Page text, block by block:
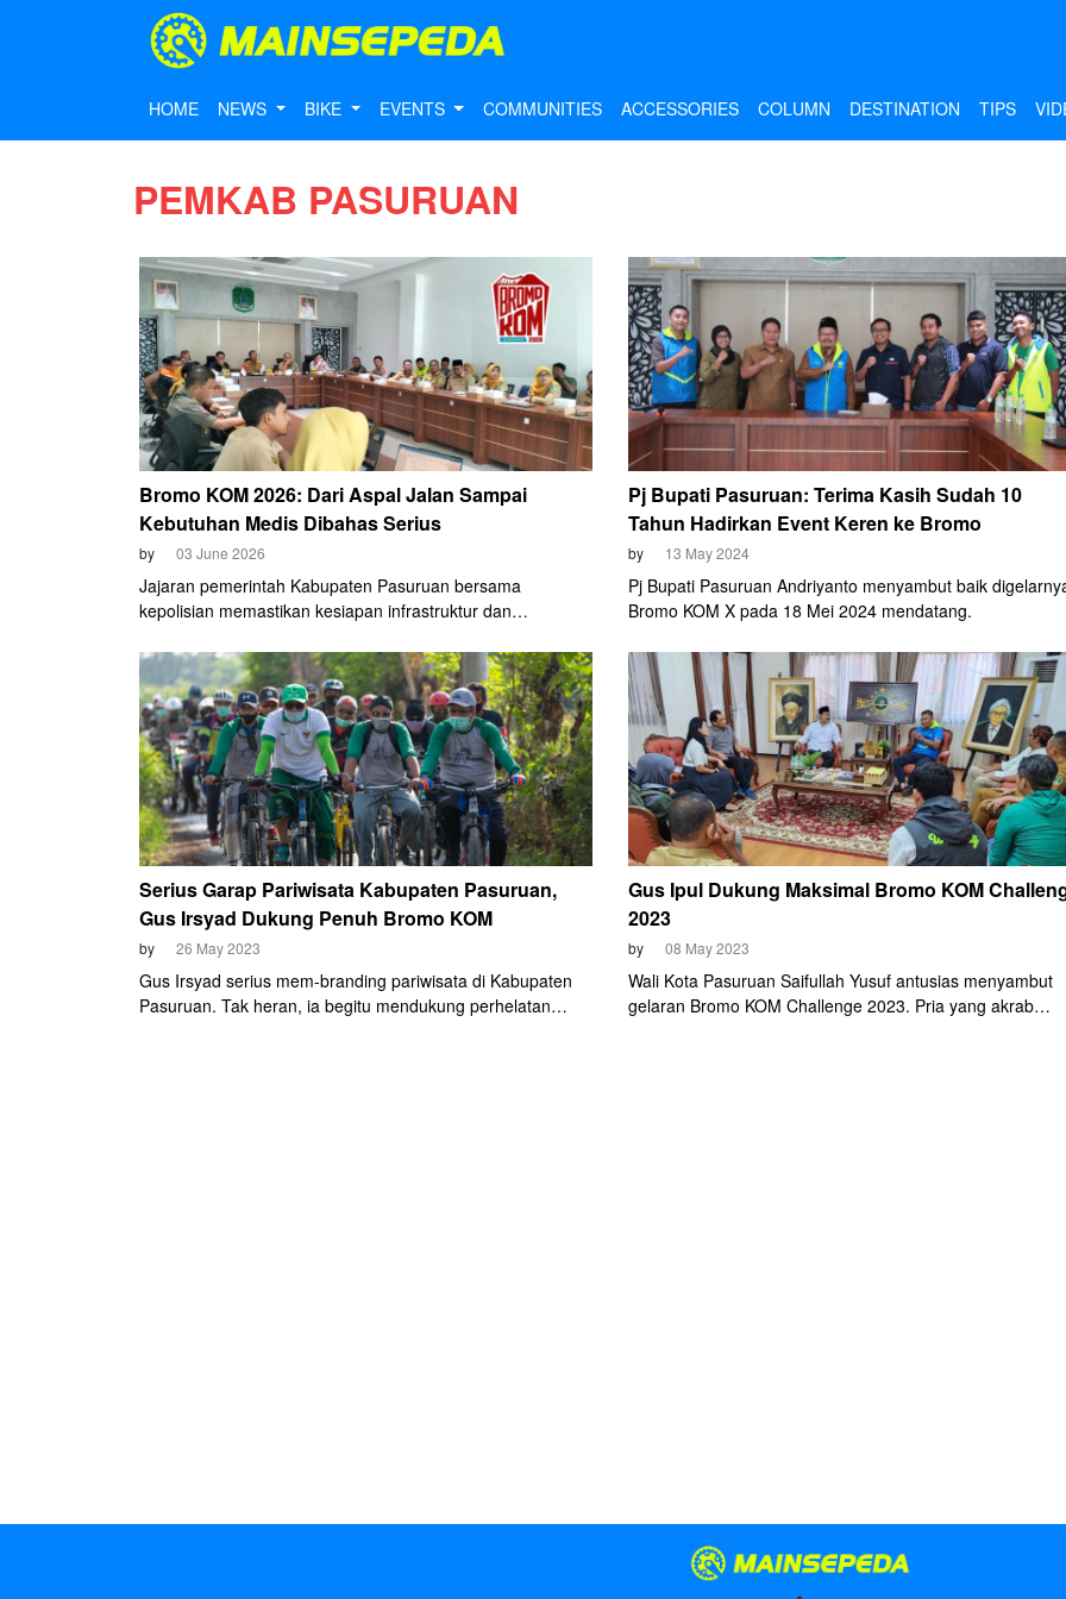
HOME NEWS BIKE EVENTS COMMUNITIES ACCESSORIES COLUMN DESTINATION TIPS
PEMKAB PASURUAN
Bromo KOM 2026: Dari Aspal Jalan Sampai
Kebutuhan Medis Dibahas Serius
by 03 June 2026
Jajaran pemerintah Kabupaten Pasuruan bersama
kepolisian memastikan kesiapan infrastruktur dan
akan berlangsung Sabtu, 6 Juni mendatang. Perbaikan
aspal berlubang di jalur menuju garis finis Wonokitri hingga
antisipasi titik rawan di sepanjang rute menjadi fokus utama
demi menjamin keselamatan para peserta.
Pj Bupati Pasuruan: Terima Kasih Sudah 10
Tahun Hadirkan Event Keren ke Bromo
by 13 May 2024
Pj Bupati Pasuruan Andriyanto menyambut baik
Bromo KOM X pada 18 Mei 2024 mendatang.
Serius Garap Pariwisata Kabupaten Pasuruan,
Gus Irsyad Dukung Penuh Bromo KOM
by 26 May 2023
Gus Irsyad serius mem-branding pariwisata di Kabupaten
Pasuruan. Tak heran, ia begitu mendukung perhelatan
Gus Ipul Dukung Maksimal Bromo KOM
2023
by 08 May 2023
Wali Kota Pasuruan Saifullah Yusuf antusias menyambut
gelaran Bromo KOM Challenge 2023. Pria yang akrab